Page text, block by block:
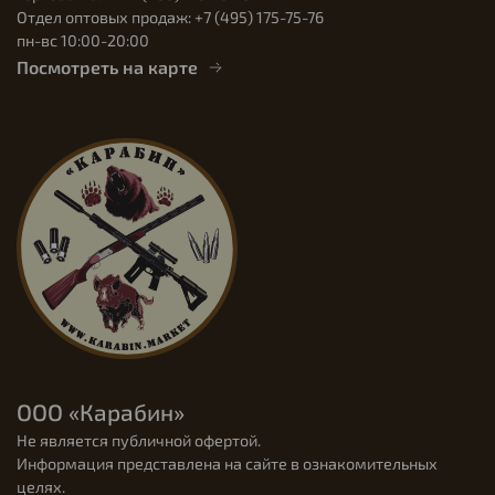
Отдел оптовых продаж: +7 (495) 175-75-76
пн-вс 10:00-20:00
Посмотреть на карте
ООО «Карабин»
Не является публичной офертой.
Информация представлена на сайте в ознакомительных
целях.